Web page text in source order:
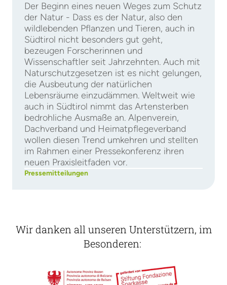
Der Beginn eines neuen Weges zum Schutz
der Natur - Dass es der Natur, also den
wildlebenden Pflanzen und Tieren, auch in
Südtirol nicht besonders gut geht,
bezeugen Forscherinnen und
Wissenschaftler seit Jahrzehnten. Auch mit
Naturschutzgesetzen ist es nicht gelungen,
die Ausbeutung der natürlichen
Lebensräume einzudämmen. Weltweit wie
auch in Südtirol nimmt das Artensterben
bedrohliche Ausmaße an. Alpenverein,
Dachverband und Heimatpflegeverband
wollen diesen Trend umkehren und stellten
im Rahmen einer Pressekonferenz ihren
neuen Praxisleitfaden vor.
Pressemitteilungen
Wir danken all unseren Unterstützern, im
Besonderen: